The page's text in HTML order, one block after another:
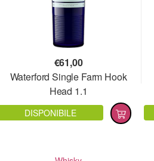
€61,00
Waterford Single Farm Hook
Head 1.1
DISPONIBILE